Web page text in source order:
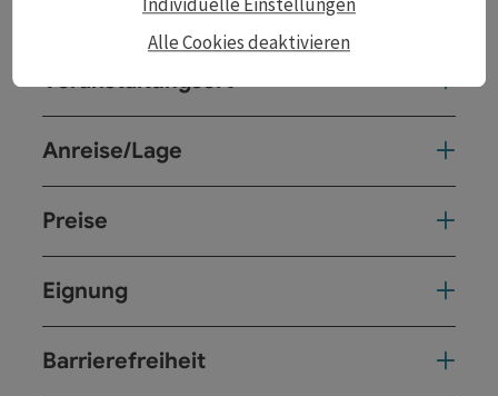
Veranstaltungstermin/e
Veranstaltungsort
Anreise/Lage
Preise
Eignung
Barrierefreiheit
Alle Cookies deaktivieren
Individuelle Einstellungen